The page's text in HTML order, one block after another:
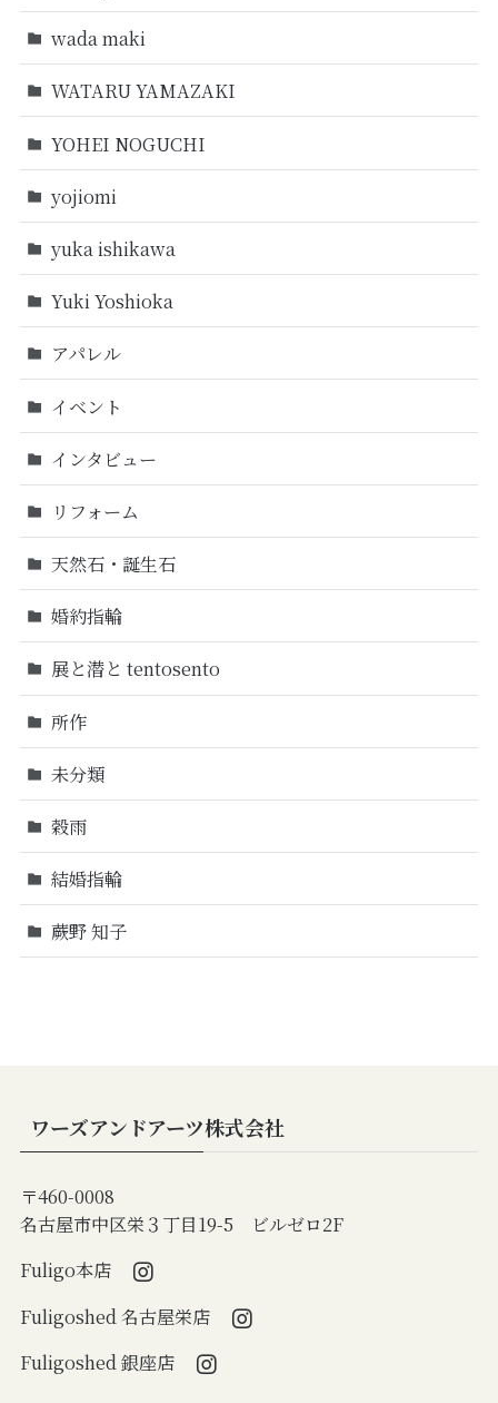
wada maki
WATARU YAMAZAKI
YOHEI NOGUCHI
yojiomi
yuka ishikawa
Yuki Yoshioka
アパレル
イベント
インタビュー
リフォーム
天然石・誕生石
婚約指輪
展と潜と tentosento
所作
未分類
穀雨
結婚指輪
蕨野 知子
ワーズアンドアーツ株式会社
〒460-0008
名古屋市中区栄３丁目19-5 ビルゼロ2F
Fuligo本店
Fuligoshed 名古屋栄店
Fuligoshed 銀座店